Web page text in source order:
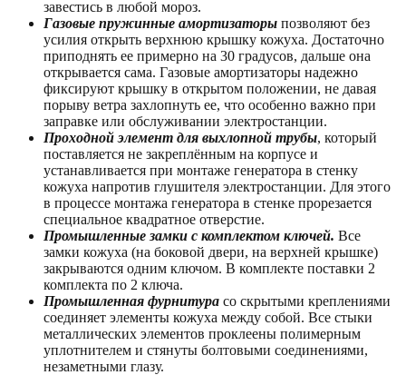
завестись в любой мороз.
Газовые пружинные амортизаторы позволяют без
усилия открыть верхнюю крышку кожуха. Достаточно
приподнять ее примерно на 30 градусов, дальше она
открывается сама. Газовые амортизаторы надежно
фиксируют крышку в открытом положении, не давая
порыву ветра захлопнуть ее, что особенно важно при
заправке или обслуживании электростанции.
Проходной элемент для выхлопной трубы, который
поставляется не закреплённым на корпусе и
устанавливается при монтаже генератора в стенку
кожуха напротив глушителя электростанции. Для этого
в процессе монтажа генератора в стенке прорезается
специальное квадратное отверстие.
Промышленные замки с комплектом ключей. Все
замки кожуха (на боковой двери, на верхней крышке)
закрываются одним ключом. В комплекте поставки 2
комплекта по 2 ключа.
Промышленная фурнитура со скрытыми креплениями
соединяет элементы кожуха между собой. Все стыки
металлических элементов проклеены полимерным
уплотнителем и стянуты болтовыми соединениями,
незаметными глазу.